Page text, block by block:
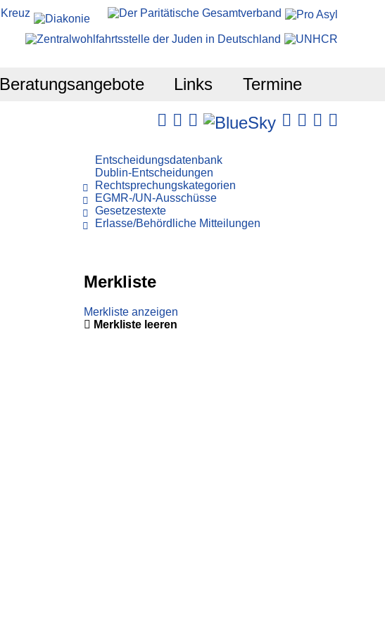
Beratungsangebote Links Termine
Entscheidungsdatenbank
Dublin-Entscheidungen
Rechtsprechungskategorien
EGMR-/UN-Ausschüsse
Gesetzestexte
Erlasse/Behördliche Mitteilungen
Merkliste
Merkliste anzeigen
Merkliste leeren